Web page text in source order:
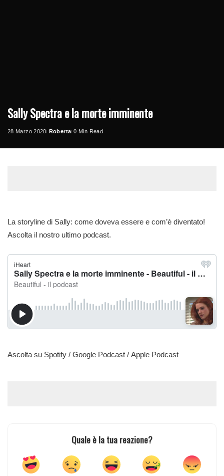
Sally Spectra e la morte imminente
28 Marzo 2020
Posted
Roberta 0 Min Read
La storyline di Sally: come doveva essere e com’è diventato!
Ascolta il nostro ultimo podcast.
Ascolta su Spotify / Google Podcast / Apple Podcast
Quale è la tua reazione?